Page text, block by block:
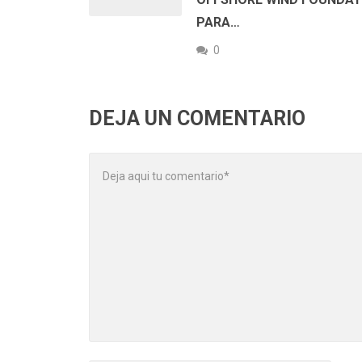
PARA…
0
DEJA UN COMENTARIO